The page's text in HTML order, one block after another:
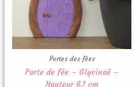
Portes des fées
Porte de fée – Glycinaë –
Hauteur 6,1 cm